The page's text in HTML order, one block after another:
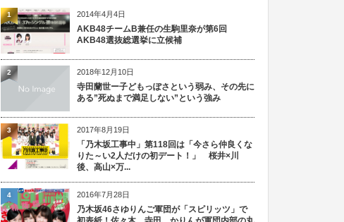
2014年4月4日
AKB48チームB兼任の生駒里奈が第6回
AKB48選抜総選挙に立候補
1
2018年12月10日
寺田蘭世ー子どもっぽさという弱み、その先に
ある”死ぬまで満足しない”という強み
2
2017年8月19日
「乃木坂工事中」第118回は「今さら仲良くな
りた～い2人だけの初デート！」 桜井×川
後、高山×万...
3
2016年7月28日
乃木坂46さゆりんご軍団が「スピリッツ」で
4